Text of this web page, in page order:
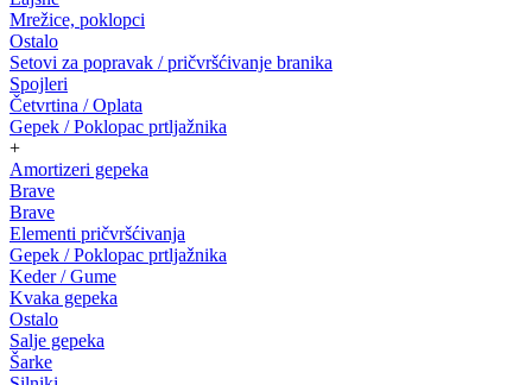
Mrežice, poklopci
Ostalo
Setovi za popravak / pričvršćivanje branika
Spojleri
Četvrtina / Oplata
Gepek / Poklopac prtljažnika
+
Amortizeri gepeka
Brave
Brave
Elementi pričvršćivanja
Gepek / Poklopac prtljažnika
Keder / Gume
Kvaka gepeka
Ostalo
Salje gepeka
Šarke